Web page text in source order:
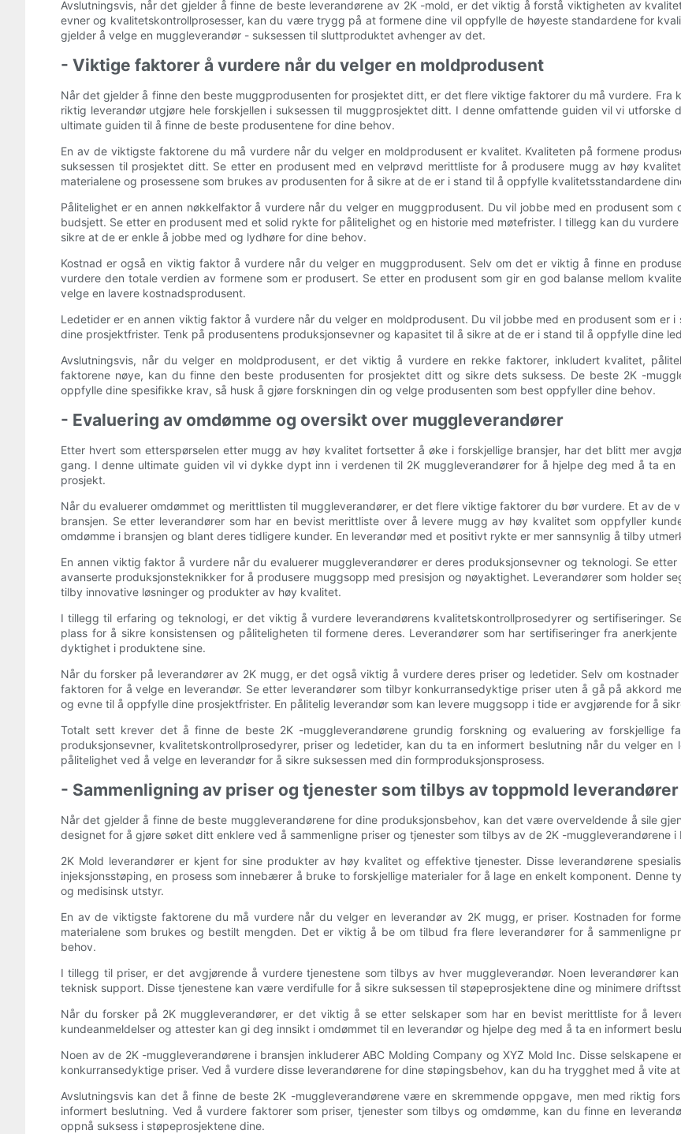
Avslutningsvis, når det gjelder å finne de beste leverandørene av 2K -mold, er det viktig å forstå viktigheten av
evner og kvalitetskontrollprosesser, kan du være trygg på at formene dine vil oppfylle de høyeste standardene for
gjelder å velge en muggleverandør - suksessen til sluttproduktet avhenger av det.
- Viktige faktorer å vurdere når du velger en moldprodusent
Når det gjelder å finne den beste muggprodusenten for prosjektet ditt, er det flere viktige faktorer du må vurdere.
riktig leverandør utgjøre hele forskjellen i suksessen til muggprosjektet ditt. I denne omfattende guiden vil vi
ultimate guiden til å finne de beste produsentene for dine behov.
En av de viktigste faktorene du må vurdere når du velger en moldprodusent er kvalitet. Kvaliteten på formene
suksessen til prosjektet ditt. Se etter en produsent med en velprøvd merittliste for å produsere mugg av høy
materialene og prosessene som brukes av produsenten for å sikre at de er i stand til å oppfylle kvalitetsstandardene
Pålitelighet er en annen nøkkelfaktor å vurdere når du velger en muggprodusent. Du vil jobbe med en produsent
budsjett. Se etter en produsent med et solid rykte for pålitelighet og en historie med møtefrister. I tillegg kan du
sikre at de er enkle å jobbe med og lydhøre for dine behov.
Kostnad er også en viktig faktor å vurdere når du velger en muggprodusent. Selv om det er viktig å finne en
vurdere den totale verdien av formene som er produsert. Se etter en produsent som gir en god balanse mellom
velge en lavere kostnadsprodusent.
Ledetider er en annen viktig faktor å vurdere når du velger en moldprodusent. Du vil jobbe med en produsent som
dine prosjektfrister. Tenk på produsentens produksjonsevner og kapasitet til å sikre at de er i stand til å oppfylle dine
Avslutningsvis, når du velger en moldprodusent, er det viktig å vurdere en rekke faktorer, inkludert kvalitet,
faktorene nøye, kan du finne den beste produsenten for prosjektet ditt og sikre dets suksess. De beste 2K -
oppfylle dine spesifikke krav, så husk å gjøre forskningen din og velge produsenten som best oppfyller dine behov.
- Evaluering av omdømme og oversikt over muggleverandører
Etter hvert som etterspørselen etter mugg av høy kvalitet fortsetter å øke i forskjellige bransjer, har det blitt mer
gang. I denne ultimate guiden vil vi dykke dypt inn i verdenen til 2K muggleverandører for å hjelpe deg med å ta
prosjekt.
Når du evaluerer omdømmet og merittlisten til muggleverandører, er det flere viktige faktorer du bør vurdere. Et av de
bransjen. Se etter leverandører som har en bevist merittliste over å levere mugg av høy kvalitet som oppfyller
omdømme i bransjen og blant deres tidligere kunder. En leverandør med et positivt rykte er mer sannsynlig å tilby
En annen viktig faktor å vurdere når du evaluerer muggleverandører er deres produksjonsevner og teknologi. Se
avanserte produksjonsteknikker for å produsere muggsopp med presisjon og nøyaktighet. Leverandører som holder
tilby innovative løsninger og produkter av høy kvalitet.
I tillegg til erfaring og teknologi, er det viktig å vurdere leverandørens kvalitetskontrollprosedyrer og sertifiseringer.
plass for å sikre konsistensen og påliteligheten til formene deres. Leverandører som har sertifiseringer fra
dyktighet i produktene sine.
Når du forsker på leverandører av 2K mugg, er det også viktig å vurdere deres priser og ledetider. Selv om
faktoren for å velge en leverandør. Se etter leverandører som tilbyr konkurransedyktige priser uten å gå på akkord
og evne til å oppfylle dine prosjektfrister. En pålitelig leverandør som kan levere muggsopp i tide er avgjørende for å
Totalt sett krever det å finne de beste 2K -muggleverandørene grundig forskning og evaluering av forskjellige
produksjonsevner, kvalitetskontrollprosedyrer, priser og ledetider, kan du ta en informert beslutning når du velger
pålitelighet ved å velge en leverandør for å sikre suksessen med din formproduksjonsprosess.
- Sammenligning av priser og tjenester som tilbys av toppmold leverandører
Når det gjelder å finne de beste muggleverandørene for dine produksjonsbehov, kan det være overveldende å sile
designet for å gjøre søket ditt enklere ved å sammenligne priser og tjenester som tilbys av de 2K -muggleverandørene i
2K Mold leverandører er kjent for sine produkter av høy kvalitet og effektive tjenester. Disse leverandørene
injeksjonsstøping, en prosess som innebærer å bruke to forskjellige materialer for å lage en enkelt komponent. Denne
og medisinsk utstyr.
En av de viktigste faktorene du må vurdere når du velger en leverandør av 2K mugg, er priser. Kostnaden for
materialene som brukes og bestilt mengden. Det er viktig å be om tilbud fra flere leverandører for å sammenligne
behov.
I tillegg til priser, er det avgjørende å vurdere tjenestene som tilbys av hver muggleverandør. Noen leverandører
teknisk support. Disse tjenestene kan være verdifulle for å sikre suksessen til støpeprosjektene dine og minimere
Når du forsker på 2K muggleverandører, er det viktig å se etter selskaper som har en bevist merittliste for å
kundeanmeldelser og attester kan gi deg innsikt i omdømmet til en leverandør og hjelpe deg med å ta en informert
Noen av de 2K -muggleverandørene i bransjen inkluderer ABC Molding Company og XYZ Mold Inc. Disse
konkurransedyktige priser. Ved å vurdere disse leverandørene for dine støpingsbehov, kan du ha trygghet med å vite
Avslutningsvis kan det å finne de beste 2K -muggleverandørene være en skremmende oppgave, men med riktig
informert beslutning. Ved å vurdere faktorer som priser, tjenester som tilbys og omdømme, kan du finne en
oppnå suksess i støpeprosjektene dine.